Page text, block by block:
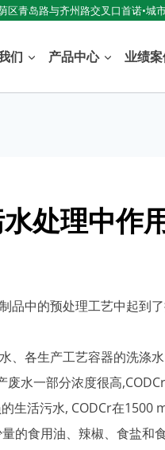
区青岛路与齐州路交叉口首诺•城
们 产品中心 业绩案
处理中作
品中的预处理工艺中起到
各生产工艺容器的洗涤
水一部分浓度很高
生活污水, CODCr在
的食用油、辣椒、食盐和食